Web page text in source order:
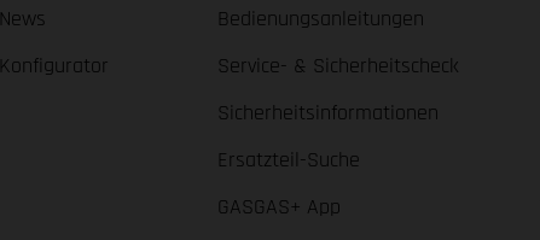
News
Konfigurator
Bedienungsanleitungen
Service- & Sicherheitscheck
Sicherheitsinformationen
Ersatzteil-Suche
GASGAS+ App